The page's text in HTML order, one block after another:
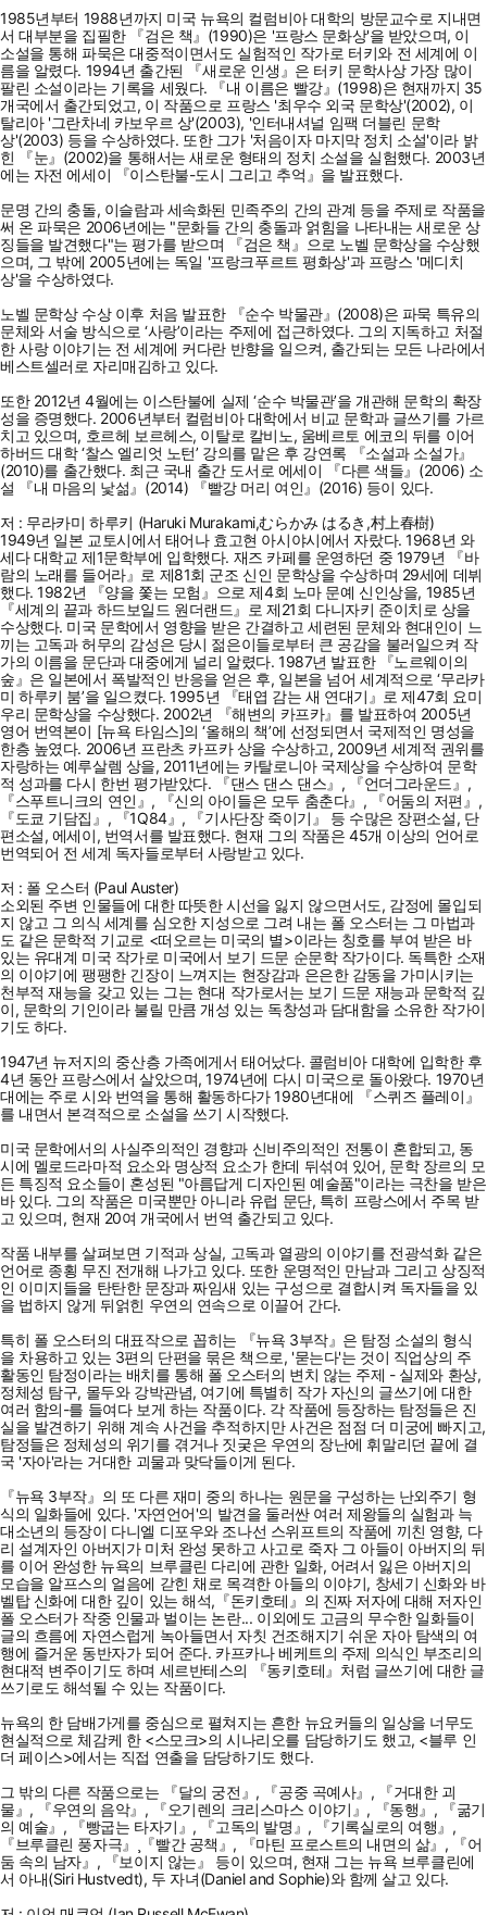
1985년부터 1988년까지 미국 뉴욕의 컬럼비아 대학의 방문교수로 지내면
서 대부분을 집필한 『검은 책』(1990)은 '프랑스 문화상'을 받았으며, 이
소설을 통해 파묵은 대중적이면서도 실험적인 작가로 터키와 전 세계에 이
름을 알렸다. 1994년 출간된 『새로운 인생』은 터키 문학사상 가장 많이
팔린 소설이라는 기록을 세웠다. 『내 이름은 빨강』(1998)은 현재까지 35
개국에서 출간되었고, 이 작품으로 프랑스 '최우수 외국 문학상'(2002), 이
탈리아 '그란차네 카보우르 상'(2003), '인터내셔널 임팩 더블린 문학
상'(2003) 등을 수상하였다. 또한 그가 '처음이자 마지막 정치 소설'이라 밝
힌 『눈』(2002)을 통해서는 새로운 형태의 정치 소설을 실험했다. 2003년
에는 자전 에세이 『이스탄불-도시 그리고 추억』을 발표했다.
문명 간의 충돌, 이슬람과 세속화된 민족주의 간의 관계 등을 주제로 작품을
써 온 파묵은 2006년에는 "문화들 간의 충돌과 얽힘을 나타내는 새로운 상
징들을 발견했다"는 평가를 받으며 『검은 책』으로 노벨 문학상을 수상했
으며, 그 밖에 2005년에는 독일 '프랑크푸르트 평화상'과 프랑스 '메디치
상'을 수상하였다.
노벨 문학상 수상 이후 처음 발표한 『순수 박물관』(2008)은 파묵 특유의
문체와 서술 방식으로 ‘사랑’이라는 주제에 접근하였다. 그의 지독하고 처절
한 사랑 이야기는 전 세계에 커다란 반향을 일으켜, 출간되는 모든 나라에서
베스트셀러로 자리매김하고 있다.
또한 2012년 4월에는 이스탄불에 실제 ‘순수 박물관’을 개관해 문학의 확장
성을 증명했다. 2006년부터 컬럼비아 대학에서 비교 문학과 글쓰기를 가르
치고 있으며, 호르헤 보르헤스, 이탈로 칼비노, 움베르토 에코의 뒤를 이어
하버드 대학 ‘찰스 엘리엇 노턴’ 강의를 맡은 후 강연록 『소설과 소설가』
(2010)를 출간했다. 최근 국내 출간 도서로 에세이 『다른 색들』(2006) 소
설 『내 마음의 낯섦』(2014) 『빨강 머리 여인』(2016) 등이 있다.
저 : 무라카미 하루키 (Haruki Murakami,むらかみ はるき,村上春樹)
1949년 일본 교토시에서 태어나 효고현 아시야시에서 자랐다. 1968년 와
세다 대학교 제1문학부에 입학했다. 재즈 카페를 운영하던 중 1979년 『바
람의 노래를 들어라』로 제81회 군조 신인 문학상을 수상하며 29세에 데뷔
했다. 1982년 『양을 쫓는 모험』으로 제4회 노마 문예 신인상을, 1985년
『세계의 끝과 하드보일드 원더랜드』로 제21회 다니자키 준이치로 상을
수상했다. 미국 문학에서 영향을 받은 간결하고 세련된 문체와 현대인이 느
끼는 고독과 허무의 감성은 당시 젊은이들로부터 큰 공감을 불러일으켜 작
가의 이름을 문단과 대중에게 널리 알렸다. 1987년 발표한 『노르웨이의
숲』은 일본에서 폭발적인 반응을 얻은 후, 일본을 넘어 세계적으로 ‘무라카
미 하루키 붐’을 일으켰다. 1995년 『태엽 감는 새 연대기』로 제47회 요미
우리 문학상을 수상했다. 2002년 『해변의 카프카』를 발표하여 2005년
영어 번역본이 [뉴욕 타임스]의 ‘올해의 책’에 선정되면서 국제적인 명성을
한층 높였다. 2006년 프란츠 카프카 상을 수상하고, 2009년 세계적 권위를
자랑하는 예루살렘 상을, 2011년에는 카탈로니아 국제상을 수상하여 문학
적 성과를 다시 한번 평가받았다. 『댄스 댄스 댄스』, 『언더그라운드』,
『스푸트니크의 연인』, 『신의 아이들은 모두 춤춘다』, 『어둠의 저편』,
『도쿄 기담집』, 『1Q84』, 『기사단장 죽이기』 등 수많은 장편소설, 단
편소설, 에세이, 번역서를 발표했다. 현재 그의 작품은 45개 이상의 언어로
번역되어 전 세계 독자들로부터 사랑받고 있다.
저 : 폴 오스터 (Paul Auster)
소외된 주변 인물들에 대한 따뜻한 시선을 잃지 않으면서도, 감정에 몰입되
지 않고 그 의식 세계를 심오한 지성으로 그려 내는 폴 오스터는 그 마법과
도 같은 문학적 기교로 <떠오르는 미국의 별>이라는 칭호를 부여 받은 바
있는 유대계 미국 작가로 미국에서 보기 드문 순문학 작가이다. 독특한 소재
의 이야기에 팽팽한 긴장이 느껴지는 현장감과 은은한 감동을 가미시키는
천부적 재능을 갖고 있는 그는 현대 작가로서는 보기 드문 재능과 문학적 깊
이, 문학의 기인이라 불릴 만큼 개성 있는 독창성과 담대함을 소유한 작가이
기도 하다.
1947년 뉴저지의 중산층 가족에게서 태어났다. 콜럼비아 대학에 입학한 후
4년 동안 프랑스에서 살았으며, 1974년에 다시 미국으로 돌아왔다. 1970년
대에는 주로 시와 번역을 통해 활동하다가 1980년대에 『스퀴즈 플레이』
를 내면서 본격적으로 소설을 쓰기 시작했다.
미국 문학에서의 사실주의적인 경향과 신비주의적인 전통이 혼합되고, 동
시에 멜로드라마적 요소와 명상적 요소가 한데 뒤섞여 있어, 문학 장르의 모
든 특징적 요소들이 혼성된 "아름답게 디자인된 예술품"이라는 극찬을 받은
바 있다. 그의 작품은 미국뿐만 아니라 유럽 문단, 특히 프랑스에서 주목 받
고 있으며, 현재 20여 개국에서 번역 출간되고 있다.
작품 내부를 살펴보면 기적과 상실, 고독과 열광의 이야기를 전광석화 같은
언어로 종횡 무진 전개해 나가고 있다. 또한 운명적인 만남과 그리고 상징적
인 이미지들을 탄탄한 문장과 짜임새 있는 구성으로 결합시켜 독자들을 있
을 법하지 않게 뒤얽힌 우연의 연속으로 이끌어 간다.
특히 폴 오스터의 대표작으로 꼽히는 『뉴욕 3부작』은 탐정 소설의 형식
을 차용하고 있는 3편의 단편을 묶은 책으로, '묻는다'는 것이 직업상의 주
활동인 탐정이라는 배치를 통해 폴 오스터의 변치 않는 주제 - 실제와 환상,
정체성 탐구, 몰두와 강박관념, 여기에 특별히 작가 자신의 글쓰기에 대한
여러 함의-를 들여다 보게 하는 작품이다. 각 작품에 등장하는 탐정들은 진
실을 발견하기 위해 계속 사건을 추적하지만 사건은 점점 더 미궁에 빠지고,
탐정들은 정체성의 위기를 겪거나 짓궂은 우연의 장난에 휘말리던 끝에 결
국 '자아'라는 거대한 괴물과 맞닥들이게 된다.
『뉴욕 3부작』의 또 다른 재미 중의 하나는 원문을 구성하는 난외주기 형
식의 일화들에 있다. '자연언어'의 발견을 둘러싼 여러 제왕들의 실험과 늑
대소년의 등장이 다니엘 디포우와 조나선 스위프트의 작품에 끼친 영향, 다
리 설계자인 아버지가 미처 완성 못하고 사고로 죽자 그 아들이 아버지의 뒤
를 이어 완성한 뉴욕의 브루클린 다리에 관한 일화, 어려서 잃은 아버지의
모습을 알프스의 얼음에 갇힌 채로 목격한 아들의 이야기, 창세기 신화와 바
벨탑 신화에 대한 깊이 있는 해석,『돈키호테』의 진짜 저자에 대해 저자인
폴 오스터가 작중 인물과 벌이는 논란... 이외에도 고금의 무수한 일화들이
글의 흐름에 자연스럽게 녹아들면서 자칫 건조해지기 쉬운 자아 탐색의 여
행에 즐거운 동반자가 되어 준다. 카프카나 베케트의 주제 의식인 부조리의
현대적 변주이기도 하며 세르반테스의 『동키호테』처럼 글쓰기에 대한 글
쓰기로도 해석될 수 있는 작품이다.
뉴욕의 한 담배가게를 중심으로 펼쳐지는 흔한 뉴요커들의 일상을 너무도
현실적으로 체감케 한 <스모크>의 시나리오를 담당하기도 했고, <블루 인
더 페이스>에서는 직접 연출을 담당하기도 했다.
그 밖의 다른 작품으로는 『달의 궁전』, 『공중 곡예사』, 『거대한 괴
물』, 『우연의 음악』, 『오기렌의 크리스마스 이야기』, 『동행』, 『굶기
의 예술』, 『빵굽는 타자기』, 『고독의 발명』, 『기록실로의 여행』,
『브루클린 풍자극』¸『빨간 공책』, 『마틴 프로스트의 내면의 삶』, 『어
둠 속의 남자』, 『보이지 않는』 등이 있으며, 현재 그는 뉴욕 브루클린에
서 아내(Siri Hustvedt), 두 자녀(Daniel and Sophie)와 함께 살고 있다.